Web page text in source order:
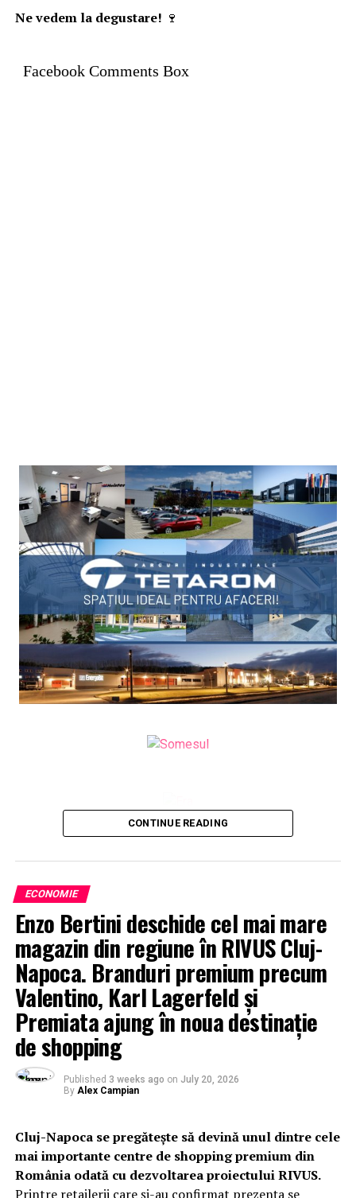
Ne vedem la degustare! 🍷
Facebook Comments Box
CONTINUE READING
ECONOMIE
Enzo Bertini deschide cel mai mare
magazin din regiune în RIVUS Cluj-
Napoca. Branduri premium precum
Valentino, Karl Lagerfeld și
Premiata ajung în noua destinație
de shopping
Published 3 weeks ago on July 20, 2026
By Alex Campian
Cluj-Napoca se pregătește să devină unul dintre cele
mai importante centre de shopping premium din
România odată cu dezvoltarea proiectului RIVUS.
Printre retailerii care și-au confirmat prezența se